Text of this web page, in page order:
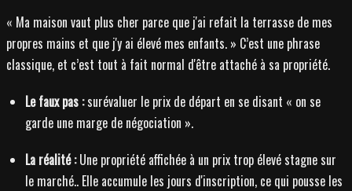
« Ma maison vaut plus cher parce que j'ai refait la terrasse de mes
propres mains et que j'y ai élevé mes enfants. » C’est une phrase
classique, et c’est tout à fait normal d'être attaché à sa propriété.
Le faux pas :surévaluer le prix de départ en se disant « on se
garde une marge de négociation ».
La réalité :Une propriété affichée à un prix trop élevé stagne sur
le marché.. Elle accumule les jours d'inscription, ce qui pousse les